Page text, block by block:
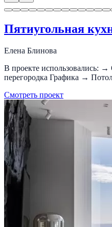
Пятиугольная
Елена Блинова
В проекте использовались:
перегородка Графика →
Смотреть проект